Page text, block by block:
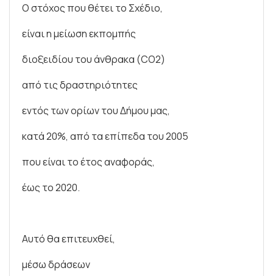
Ο στόχος που θέτει το Σχέδιο,
είναι η μείωση εκπομπής
διοξειδίου του άνθρακα (CO2)
από τις δραστηριότητες
εντός των ορίων του Δήμου μας,
κατά 20%, από τα επίπεδα του 2005
που είναι το έτος αναφοράς,
έως το 2020.
Αυτό θα επιτευχθεί,
μέσω δράσεων